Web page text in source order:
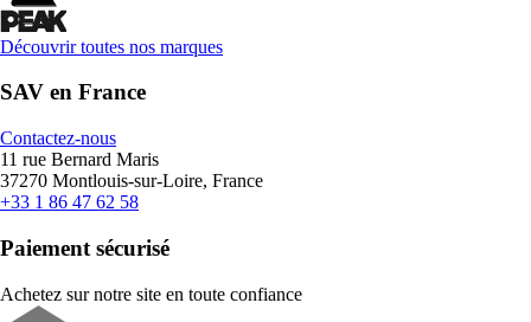
Découvrir toutes nos marques
SAV en France
Contactez-nous
11 rue Bernard Maris
37270 Montlouis-sur-Loire, France
+33 1 86 47 62 58
Paiement sécurisé
Achetez sur notre site en toute confiance